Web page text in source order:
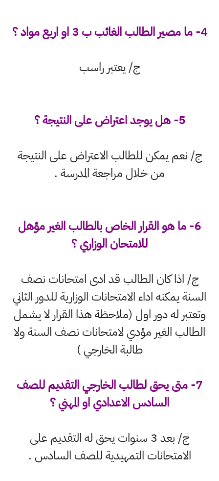
4- ما مصير الطالب الغائب ب 3 او اربع مواد ؟
ج/ يعتبر راسب
5- هل يوجد اعتراض على النتيجة ؟
ج/ نعم يمكن للطالب الاعتراض على النتيجة
من خلال مراجعة المدرسة .
6- ما هو القرار الخاص بالطالب الغير مؤهل
للامتحان الوزاري ؟
ج/ اذا كان الطالب قد ادى امتحانات نصف
السنة يمكنه اداء الامتحانات الوزارية للدور الثاني
وتعتبر له دور اول (ملاحظة هذا القرار لا يشمل
الطالب الغير مؤدي لامتحانات نصف السنة ولا
طالبة الخارجي )
7- متى يحق لطالب الخارجي التقديم للصف
السادس الاعدادي او المهني ؟
ج/ بعد 3 سنوات يحق له التقديم على
الامتحانات التمهيدية للصف السادس .